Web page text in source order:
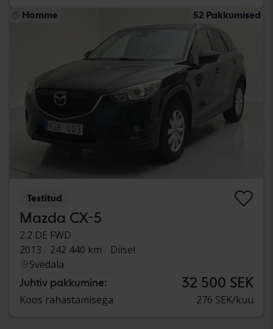
Homme 52 Pakkumised
Testitud
Mazda CX-5
2.2 DE FWD
2013
242 440 km
Diisel
Svedala
Juhtiv pakkumine: 32 500 SEK
Koos rahastamisega 276 SEK/kuu